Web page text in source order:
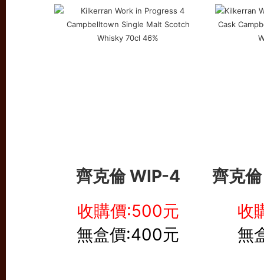
齊克倫 WIP-4
齊克
收購價:500元
無盒價:400元
收
無